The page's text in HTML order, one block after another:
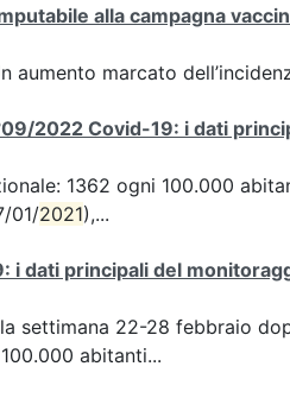
alla campagna
aumento marcato
2022 Covid-19: i dati
1362 ogni 100.000
01/2021),...
i dati principali del
settimana 22-28 febbraio
abitanti...